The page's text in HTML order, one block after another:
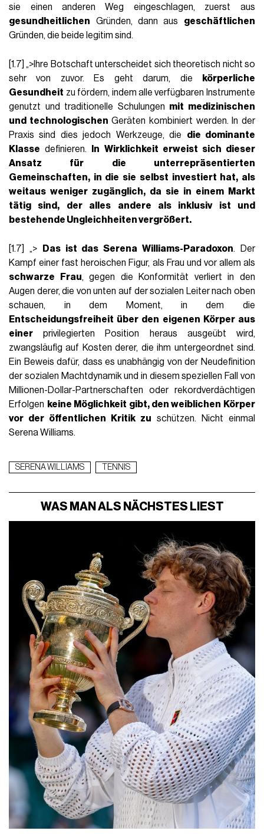
sie einen anderen Weg eingeschlagen, zuerst aus
gesundheitlichen Gründen, dann aus geschäftlichen
Gründen, die beide legitim sind.
[1.7] „>Ihre Botschaft unterscheidet sich theoretisch nicht so
sehr von zuvor. Es geht darum, die
körperliche
Gesundheit zu fördern, indem alle verfügbaren Instrumente
genutzt und traditionelle Schulungen mit medizinischen
und technologischen Geräten kombiniert werden. In der
Praxis sind dies jedoch Werkzeuge, die die dominante
Klasse definieren.
In Wirklichkeit erweist sich dieser
Ansatz für die unterrepräsentierten
Gemeinschaften, in die sie selbst investiert hat, als
weitaus weniger zugänglich, da sie in einem Markt
tätig sind, der alles andere als inklusiv ist und
bestehende Ungleichheiten vergrößert.
[1.7] „> Das ist das Serena Williams-Paradoxon. Der
Kampf einer fast heroischen Figur, als Frau und vor allem als
schwarze Frau, gegen die Konformität verliert in den
Augen derer, die von unten auf der sozialen Leiter nach oben
schauen, in dem Moment, in dem die
Entscheidungsfreiheit über den eigenen Körper aus
einer privilegierten Position heraus ausgeübt wird,
zwangsläufig auf Kosten derer, die ihm untergeordnet sind.
Ein Beweis dafür, dass es unabhängig von der Neudefinition
der sozialen Machtdynamik und in diesem speziellen Fall von
Millionen-Dollar-Partnerschaften oder rekordverdächtigen
Erfolgen keine Möglichkeit gibt, den weiblichen Körper
vor der öffentlichen Kritik zu schützen. Nicht einmal
Serena Williams.
SERENA WILLIAMS TENNIS
WAS MAN ALS NÄCHSTES LIEST